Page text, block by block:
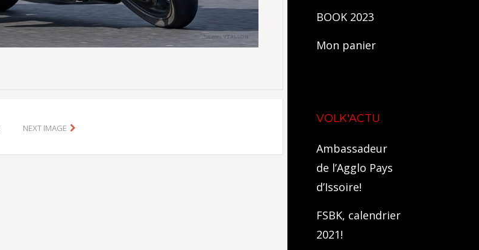
NEXT IMAGE
BOOK 2023
Mon panier
VOLK'ACTU
Ambassadeur
de l’Agglo Pays
d’Issoire!
FSBK, calendrier
2021!